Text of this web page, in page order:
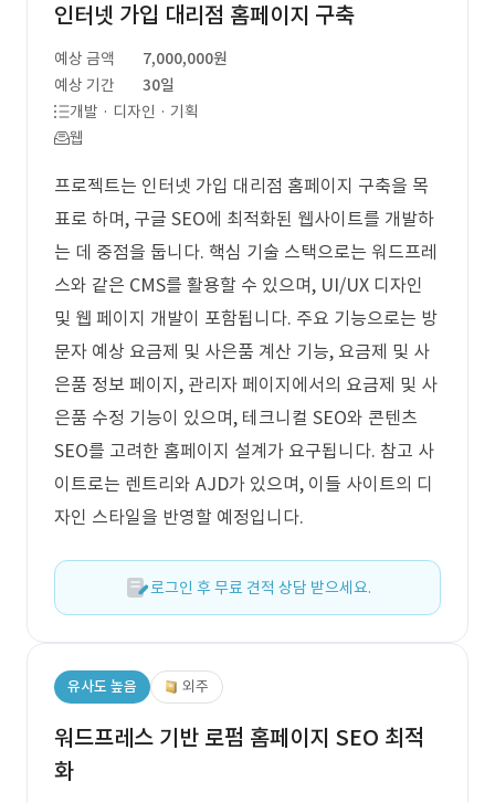
인터넷 가입 대리점 홈페이지 구축
예상 금액
7,000,000원
예상 기간
30일
개발 · 디자인 · 기획
웹
프로젝트는 인터넷 가입 대리점 홈페이지 구축을 목
표로 하며, 구글 SEO에 최적화된 웹사이트를 개발하
는 데 중점을 둡니다. 핵심 기술 스택으로는 워드프레
스와 같은 CMS를 활용할 수 있으며, UI/UX 디자인
및 웹 페이지 개발이 포함됩니다. 주요 기능으로는 방
문자 예상 요금제 및 사은품 계산 기능, 요금제 및 사
은품 정보 페이지, 관리자 페이지에서의 요금제 및 사
은품 수정 기능이 있으며, 테크니컬 SEO와 콘텐츠
SEO를 고려한 홈페이지 설계가 요구됩니다. 참고 사
이트로는 렌트리와 AJD가 있으며, 이들 사이트의 디
자인 스타일을 반영할 예정입니다.
로그인 후 무료 견적 상담 받으세요.
유사도 높음 외주
워드프레스 기반 로펌 홈페이지 SEO 최적
화